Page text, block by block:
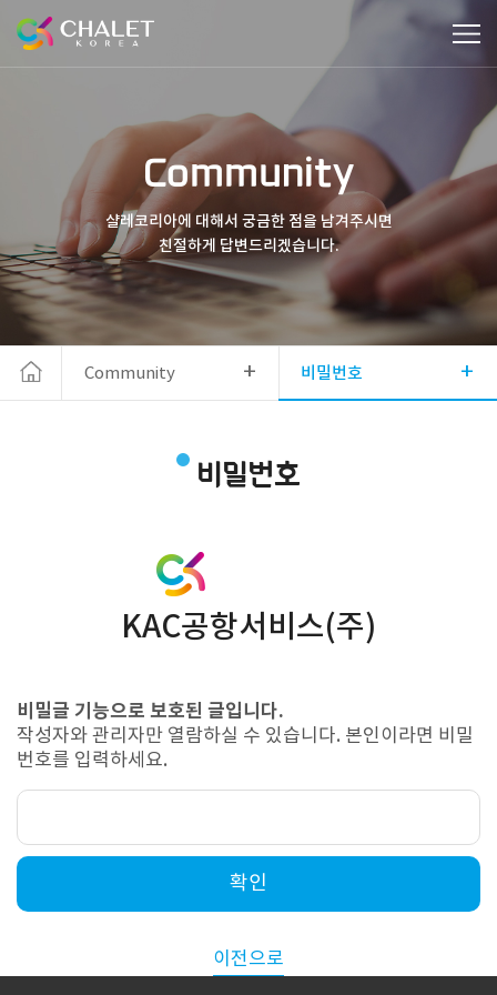
Community
샬레코리아에 대해서 궁금한 점을 남겨주시면
친절하게 답변드리겠습니다.
Community + 비밀번호 +
비밀번호
KAC공항서비스(주)
비밀글 기능으로 보호된 글입니다.
작성자와 관리자만 열람하실 수 있습니다. 본인이라면 비밀
번호를 입력하세요.
확인
이전으로